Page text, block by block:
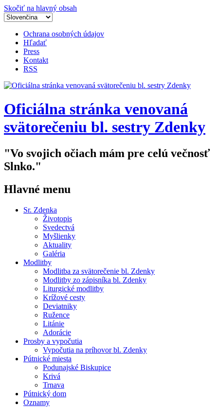
Skočiť na hlavný obsah
Ochrana osobných údajov
Hľadať
Press
Kontakt
RSS
Oficiálna stránka venovaná
svätorečeniu bl. sestry Zdenky
"Vo svojich očiach mám pre celú večnosť
Slnko."
Hlavné menu
Sr. Zdenka
Životopis
Svedectvá
Myšlienky
Aktuality
Galéria
Modlitby
Modlitba za svätorečenie bl. Zdenky
Modlitby zo zápisníka bl. Zdenky
Liturgické modlitby
Krížové cesty
Deviatniky
Ružence
Litánie
Adorácie
Prosby a vypočutia
Vypočutia na príhovor bl. Zdenky
Pútnické miesta
Podunajské Biskupice
Krivá
Trnava
Pútnický dom
Oznamy